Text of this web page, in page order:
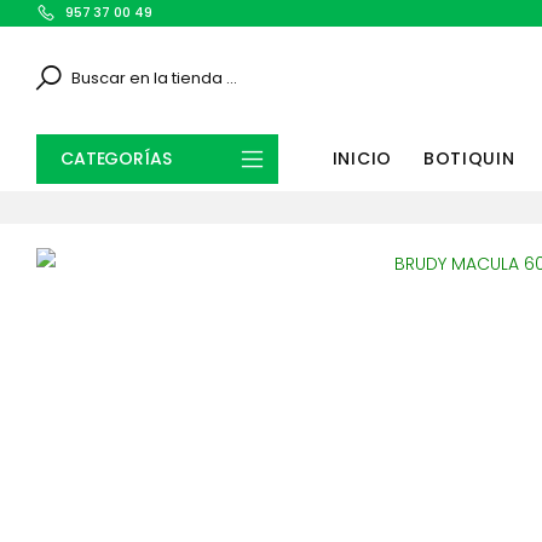
957 37 00 49
CATEGORÍAS INICIO BOTIQUIN